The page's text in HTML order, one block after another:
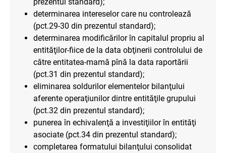
determinarea intereselor care nu controlează
(pct.29-30 din prezentul standard);
determinarea modificărilor în capitalul propriu al
entităţilor-fiice de la data obţinerii controlului de
către entitatea-mamă pînă la data raportării
(pct.31 din prezentul standard);
eliminarea soldurilor elementelor bilanţului
aferente operaţiunilor dintre entităţile grupului
(pct.32 din prezentul standard);
punerea în echivalenţă a investiţiilor în entităţi
asociate (pct.34 din prezentul standard);
completarea formatului bilanţului consolidat